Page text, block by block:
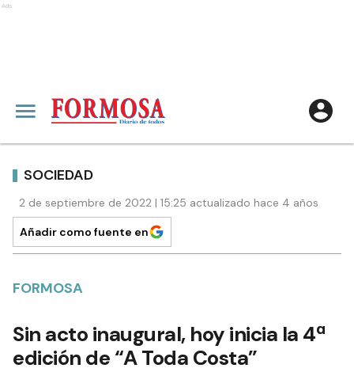
Ads
SOCIEDAD
2 de septiembre de 2022 | 15:25 actualizado hace 4 años
Añadir como fuente en
FORMOSA
Sin acto inaugural, hoy inicia la 4ª
edición de “A Toda Costa”